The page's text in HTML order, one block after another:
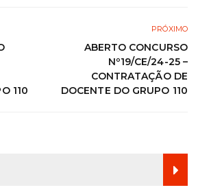
110
PRÓXIMO
ABERTO CONCURSO
Nº19/CE/24-25 –
CONTRATAÇÃO DE
DOCENTE DO GRUPO 110